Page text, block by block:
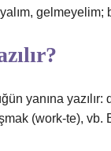
gelmeyelim;
yanına
(work-te), vb.